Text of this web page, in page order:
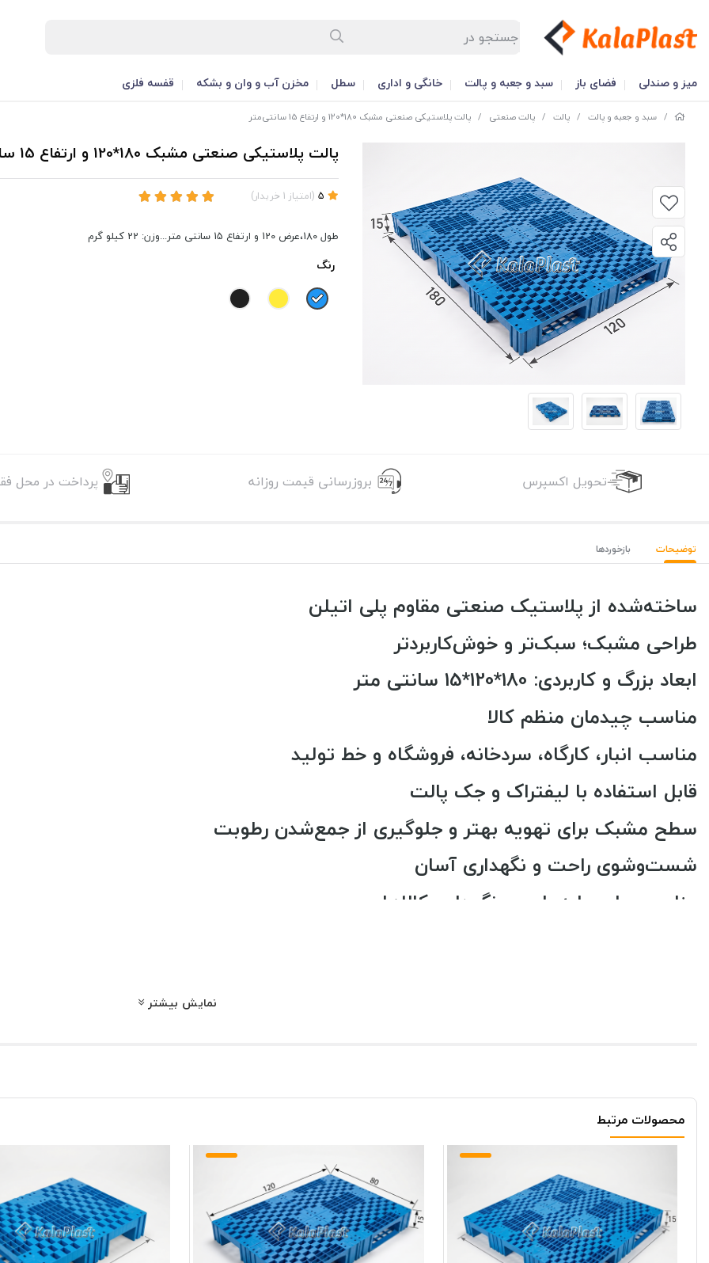
میز و صندلی فضای باز سبد و جعبه و پالت خانگی و اداری سطل مخزن آب و وان و بشکه قفسه فلزی
/ سبد و جعبه و پالت / پالت / پالت صنعتی / پالت پلاستیکی صنعتی مشبک 180*120 و ارتفاع 15 سانتی‌متر
پالت پلاستیکی صنعتی مشبک 180*120 و ارتفاع 15 سانتی‌متر
(امتیاز 1 خریدار)
طول 180،عرض 120 و ارتفاع 15 سانتی متر...وزن: 22 کیلو گرم
رنگ
تحویل اکسپرس بروزرسانی قیمت روزانه پرداخت در محل
توضیحات بازخوردها
ساخته‌شده از پلاستیک صنعتی مقاوم پلی اتیلن
طراحی مشبک؛ سبک‌تر و خوش‌کاربردتر
ابعاد بزرگ و کاربردی: 180*120*15 سانتی متر
مناسب چیدمان منظم کالا
مناسب انبار، کارگاه، سردخانه، فروشگاه و خط تولید
قابل استفاده با لیفتراک و جک پالت
سطح مشبک برای تهویه بهتر و جلوگیری از جمع‌شدن رطوبت
شست‌وشوی راحت و نگهداری آسان
مناسب برای جابه‌جایی و نگهداری کالاهای حجیم
نمایش بیشتر
محصولات مرتبط